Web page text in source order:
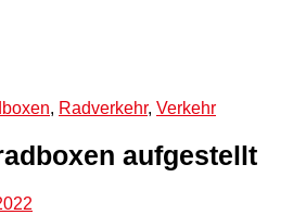
, Radverkehr, Verkehr
aufgestellt